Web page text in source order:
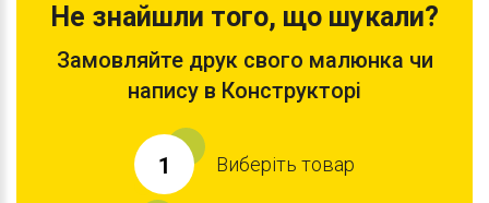
Не знайшли того, що шукали?
Замовляйте друк свого малюнка чи
напису в Конструкторі
1 Виберіть товар